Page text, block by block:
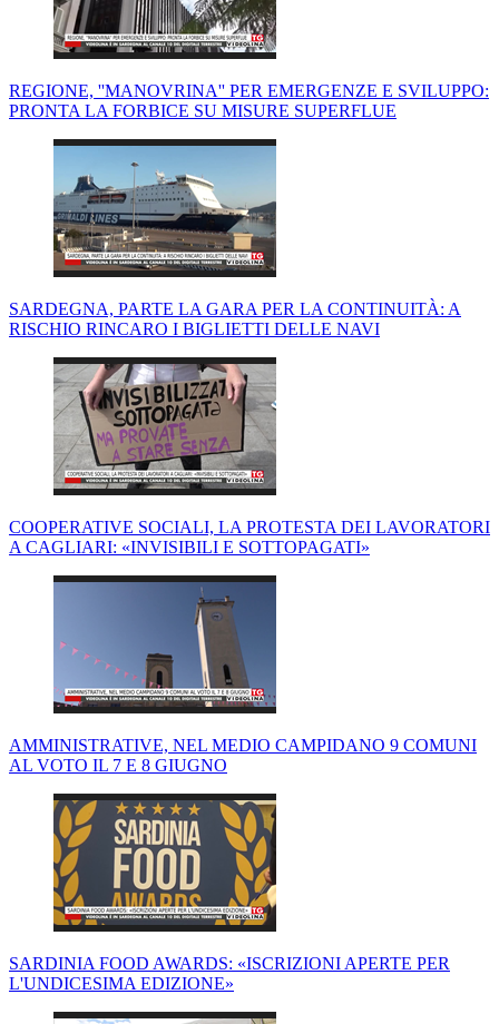
REGIONE, ''MANOVRINA'' PER EMERGENZE E SVILUPPO:
PRONTA LA FORBICE SU MISURE SUPERFLUE
SARDEGNA, PARTE LA GARA PER LA CONTINUITÀ: A
RISCHIO RINCARO I BIGLIETTI DELLE NAVI
COOPERATIVE SOCIALI, LA PROTESTA DEI LAVORATORI
A CAGLIARI: «INVISIBILI E SOTTOPAGATI»
AMMINISTRATIVE, NEL MEDIO CAMPIDANO 9 COMUNI
AL VOTO IL 7 E 8 GIUGNO
SARDINIA FOOD AWARDS: «ISCRIZIONI APERTE PER
L'UNDICESIMA EDIZIONE»